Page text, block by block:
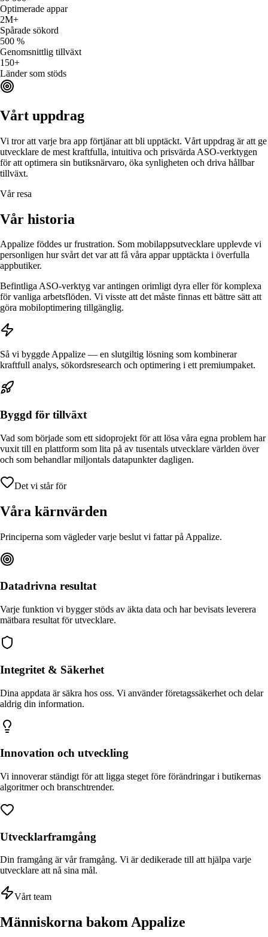
Optimerade appar
2M+
Spårade sökord
500 %
Genomsnittlig tillväxt
150+
Länder som stöds
Vårt uppdrag
Vi tror att varje bra app förtjänar att bli upptäckt. Vårt uppdrag är att ge
utvecklare de mest kraftfulla, intuitiva och prisvärda ASO-verktygen
för att optimera sin butiksnärvaro, öka synligheten och driva hållbar
tillväxt.
Vår resa
Vår historia
Appalize föddes ur frustration. Som mobilappsutvecklare upplevde vi
personligen hur svårt det var att få våra appar upptäckta i överfulla
appbutiker.
Befintliga ASO-verktyg var antingen orimligt dyra eller för komplexa
för vanliga arbetsflöden. Vi visste att det måste finnas ett bättre sätt att
göra mobiloptimering tillgänglig.
Så vi byggde Appalize — en slutgiltig lösning som kombinerar
kraftfull analys, sökordsresearch och optimering i ett premiumpaket.
Byggd för tillväxt
Vad som började som ett sidoprojekt för att lösa våra egna problem har
vuxit till en plattform som lita på av tusentals utvecklare världen över
och som behandlar miljontals datapunkter dagligen.
Det vi står för
Våra kärnvärden
Principerna som vägleder varje beslut vi fattar på Appalize.
Datadrivna resultat
Varje funktion vi bygger stöds av äkta data och har bevisats leverera
mätbara resultat för utvecklare.
Integritet & Säkerhet
Dina appdata är säkra hos oss. Vi använder företagssäkerhet och delar
aldrig din information.
Innovation och utveckling
Vi innoverar ständigt för att ligga steget före förändringar i butikernas
algoritmer och branschtrender.
Utvecklarframgång
Din framgång är vår framgång. Vi är dedikerade till att hjälpa varje
utvecklare att nå sina mål.
Vårt team
Människorna bakom Appalize